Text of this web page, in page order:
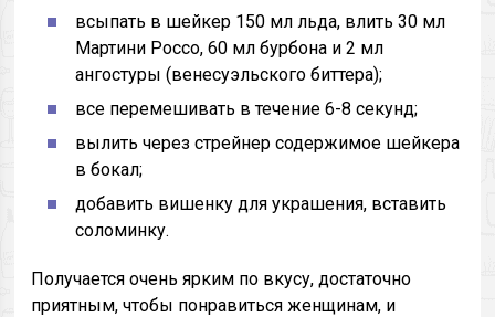
всыпать в шейкер 150 мл льда, влить 30 мл
Мартини Россо, 60 мл бурбона и 2 мл
ангостуры (венесуэльского биттера);
все перемешивать в течение 6-8 секунд;
вылить через стрейнер содержимое шейкера
в бокал;
добавить вишенку для украшения, вставить
соломинку.
Получается очень ярким по вкусу, достаточно
приятным, чтобы понравиться женщинам, и